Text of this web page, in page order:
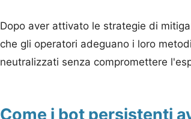
Dopo aver attivato le strategie di
che gli operatori adeguano i loro
neutralizzati senza compromettere
Come i bot persistenti